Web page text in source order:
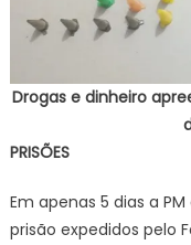
Drogas e dinheiro
PRISÕES
Em apenas 5 dias a
prisão expedidos pelo